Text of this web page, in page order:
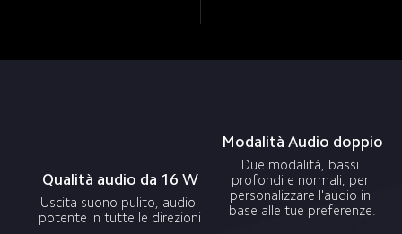
Qualità audio da 16 W
Uscita suono pulito, audio
potente in tutte le direzioni
Modalità Audio doppio
Due modalità, bassi
profondi e normali, per
personalizzare l'audio in
base alle tue preferenze.